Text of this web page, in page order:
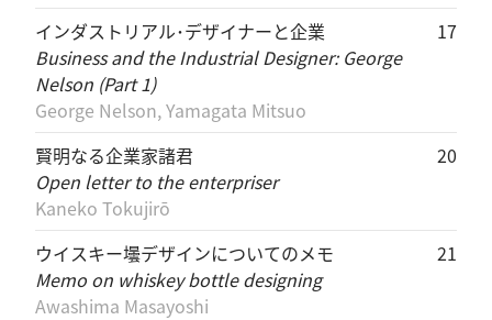
インダストリアル･デザイナーと企業
Business and the Industrial Designer: George
Nelson (Part 1)
George Nelson, Yamagata Mitsuo
17
賢明なる企業家諸君
Open letter to the enterpriser
Kaneko Tokujirō
20
ウイスキー壜デザインについてのメモ
Memo on whiskey bottle designing
Awashima Masayoshi
21